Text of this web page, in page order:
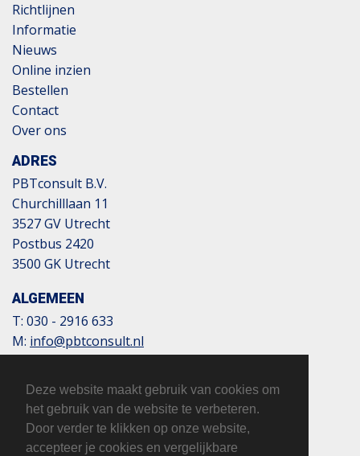
Deze website maakt gebruik van cookies om
het gebruik van de website te verbeteren.
Door verder te klikken op onze website,
accepteer je cookies en vergelijkbare
Richtlijnen
Informatie
Nieuws
Online inzien
Bestellen
Contact
Over ons
ADRES
PBTconsult B.V.
Churchilllaan 11
3527 GV Utrecht
Postbus 2420
3500 GK Utrecht
ALGEMEEN
T: 030 - 2916 633
M: info@pbtconsult.nl
BTW: 817124305B01
KvK: 32110854